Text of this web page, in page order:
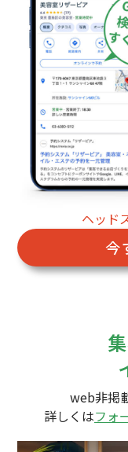
ヘッド
今
web非掲
詳しくはフォ